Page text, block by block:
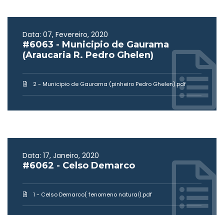
Data: 07, Fevereiro, 2020
#6063 - Municipio de Gaurama
(Araucaria R. Pedro Ghelen)
2 - Municipio de Gaurama (pinheiro Pedro Ghelen).pdf
Data: 17, Janeiro, 2020
#6062 - Celso Demarco
1 - Celso Demarco( fenomeno natural).pdf